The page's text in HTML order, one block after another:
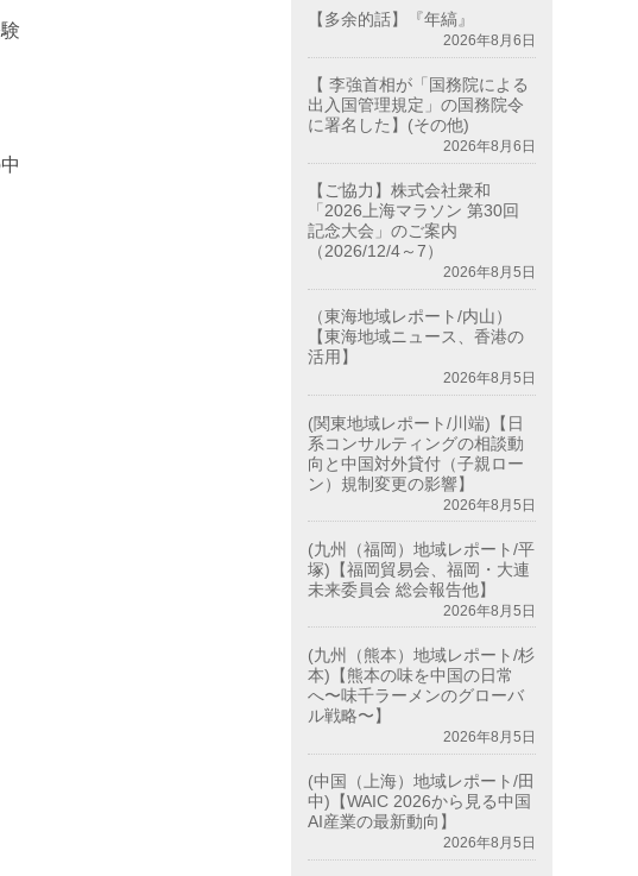
【多余的話】『年縞』
2026年8月6日
【 李強首相が「国務院による
出入国管理規定」の国務院令
に署名した】(その他)
2026年8月6日
【ご協力】株式会社衆和
「2026上海マラソン 第30回
記念大会」のご案内
（2026/12/4～7）
2026年8月5日
（東海地域レポート/内山）
【東海地域ニュース、香港の
活用】
2026年8月5日
(関東地域レポート/川端)【日
系コンサルティングの相談動
向と中国対外貸付（子親ロー
ン）規制変更の影響】
2026年8月5日
(九州（福岡）地域レポート/平
塚)【福岡貿易会、福岡・大連
未来委員会 総会報告他】
2026年8月5日
(九州（熊本）地域レポート/杉
本)【熊本の味を中国の日常
へ〜味千ラーメンのグローバ
ル戦略〜】
2026年8月5日
(中国（上海）地域レポート/田
中)【WAIC 2026から見る中国
AI産業の最新動向】
2026年8月5日